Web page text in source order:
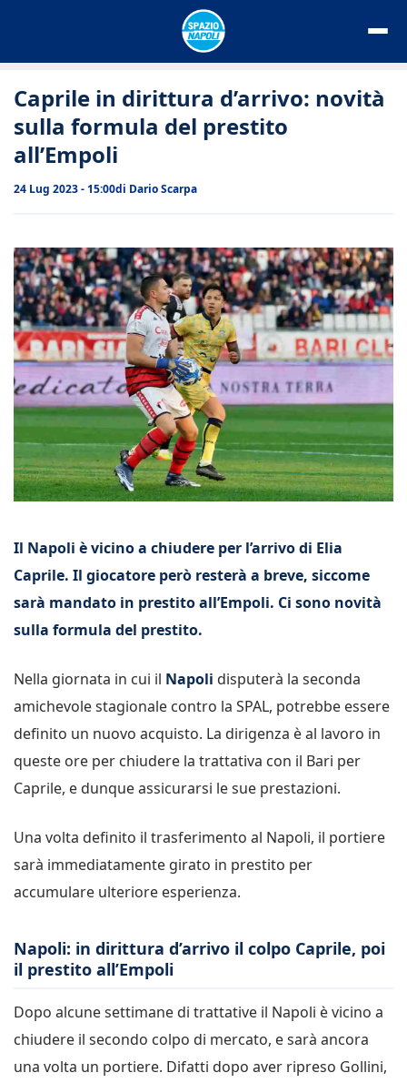
Caprile in dirittura d’arrivo: novità
sulla formula del prestito
all’Empoli
24 Lug 2023 - 15:00di Dario Scarpa
Il Napoli è vicino a chiudere per l’arrivo di Elia
Caprile. Il giocatore però resterà a breve, siccome
sarà mandato in prestito all’Empoli. Ci sono novità
sulla formula del prestito.
Nella giornata in cui il Napoli disputerà la seconda
amichevole stagionale contro la SPAL, potrebbe essere
definito un nuovo acquisto. La dirigenza è al lavoro in
queste ore per chiudere la trattativa con il Bari per
Caprile, e dunque assicurarsi le sue prestazioni.
Una volta definito il trasferimento al Napoli, il portiere
sarà immediatamente girato in prestito per
accumulare ulteriore esperienza.
Napoli: in dirittura d’arrivo il colpo Caprile, poi
il prestito all’Empoli
Dopo alcune settimane di trattative il Napoli è vicino a
chiudere il secondo colpo di mercato, e sarà ancora
una volta un portiere. Difatti dopo aver ripreso Gollini,